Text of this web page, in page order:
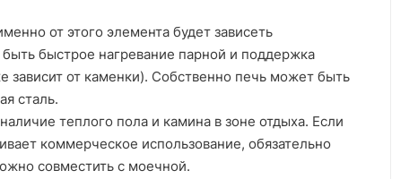
от этого элемента будет зависеть
быстрое нагревание парной и поддержка
зависит от каменки). Собственно печь может быть
сталь.
теплого пола и камина в зоне отдыха. Если
коммерческое использование, обязательно
совместить с моечной.